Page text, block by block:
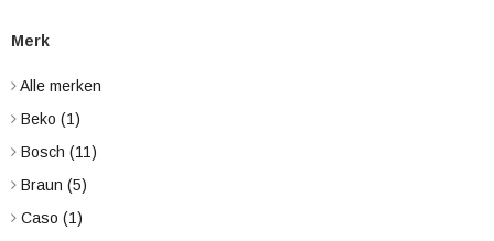
Merk
Alle merken
Beko (1)
Bosch (11)
Braun (5)
Caso (1)